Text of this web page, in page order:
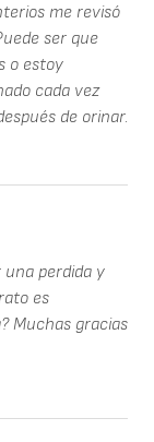
me revisó
ser que
o estoy
cada vez
de orinar.
una perdida y
es
Muchas gracias